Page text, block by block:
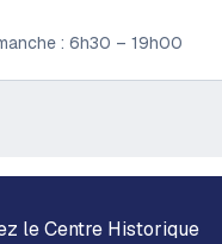
: 6h30 – 19h00
le Centre Historique